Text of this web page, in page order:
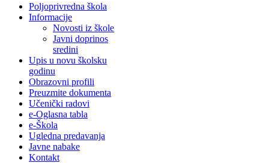
Poljoprivredna škola
Informacije
Novosti iz škole
Javni doprinos
sredini
Upis u novu školsku
godinu
Obrazovni profili
Preuzmite dokumenta
Učenički radovi
e-Oglasna tabla
e-Škola
Ugledna predavanja
Javne nabake
Kontakt